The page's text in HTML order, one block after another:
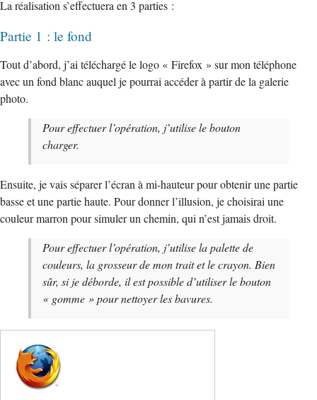
La réalisation s’effectuera en 3 parties :
Partie 1 : le fond
Tout d’abord, j’ai téléchargé le logo « Firefox » sur mon téléphone
avec un fond blanc auquel je pourrai accéder à partir de la galerie
photo.
Pour effectuer l’opération, j’utilise le bouton
charger.
Ensuite, je vais séparer l’écran à mi-hauteur pour obtenir une partie
basse et une partie haute. Pour donner l’illusion, je choisirai une
couleur marron pour simuler un chemin, qui n’est jamais droit.
Pour effectuer l’opération, j’utilise la palette de
couleurs, la grosseur de mon trait et le crayon. Bien
sûr, si je déborde, il est possible d’utiliser le bouton
« gomme » pour nettoyer les bavures.